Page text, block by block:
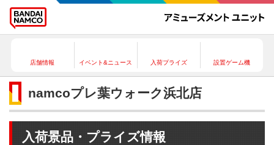
店舗情報 イベント&ニュース 入荷プライズ 設置ゲーム機
namcoプレ葉ウォーク浜北店
入荷景品・プライズ情報